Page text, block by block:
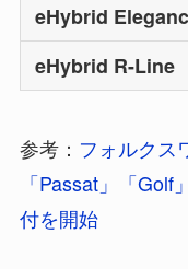
eHybrid
eHybrid R-Line
参考： フォルクス
「Passat」「
付を開始